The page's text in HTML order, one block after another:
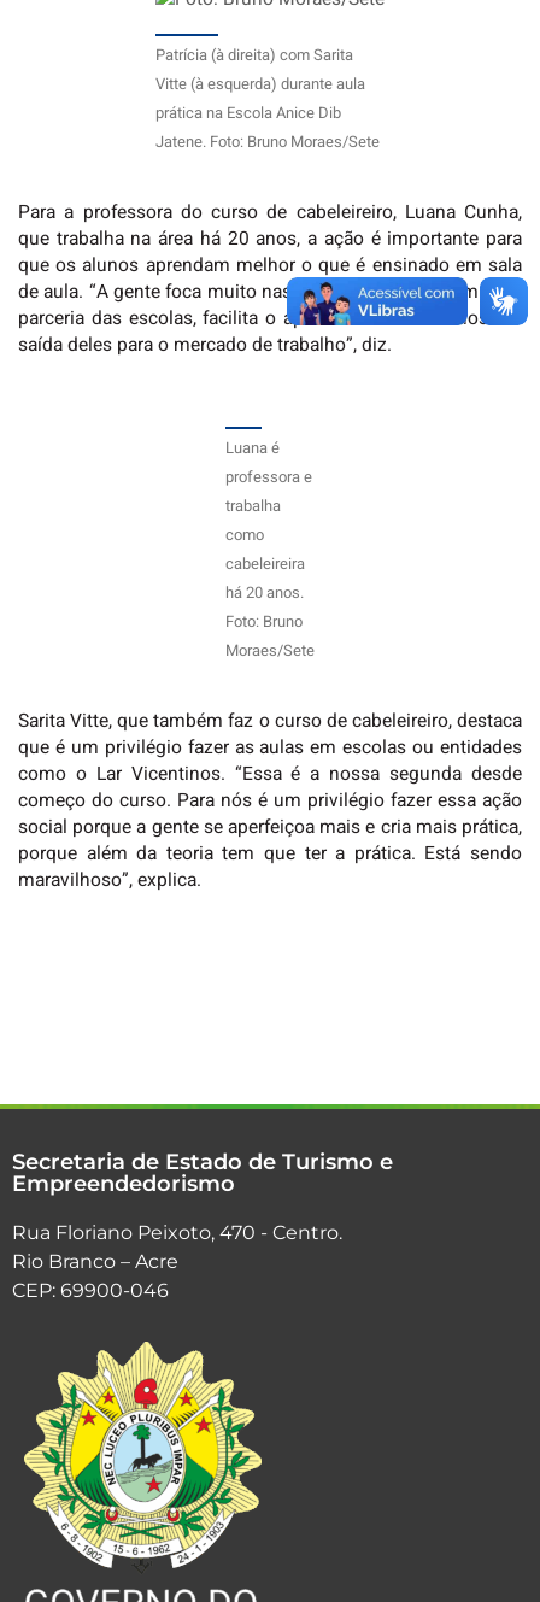
Patrícia (à direita) com Sarita
Vitte (à esquerda) durante aula
prática na Escola Anice Dib
Jatene. Foto: Bruno Moraes/Sete
Para a professora do curso de cabeleireiro, Luana Cunha,
que trabalha na área há 20 anos, a ação é importante para
que os alunos aprendam melhor o que é ensinado em sala
de aula. “A gente foca muito nas aulas práticas, e, com essa
parceria das escolas, facilita o aprendizado dos alunos e a
saída deles para o mercado de trabalho”, diz.
Luana é
professora e
trabalha
como
cabeleireira
há 20 anos.
Foto: Bruno
Moraes/Sete
Sarita Vitte, que também faz o curso de cabeleireiro, destaca
que é um privilégio fazer as aulas em escolas ou entidades
como o Lar Vicentinos. “Essa é a nossa segunda desde
começo do curso. Para nós é um privilégio fazer essa ação
social porque a gente se aperfeiçoa mais e cria mais prática,
porque além da teoria tem que ter a prática. Está sendo
maravilhoso”, explica.
Secretaria de Estado de Turismo e
Empreendedorismo
Rua Floriano Peixoto, 470 - Centro.
Rio Branco – Acre
CEP: 69900-046